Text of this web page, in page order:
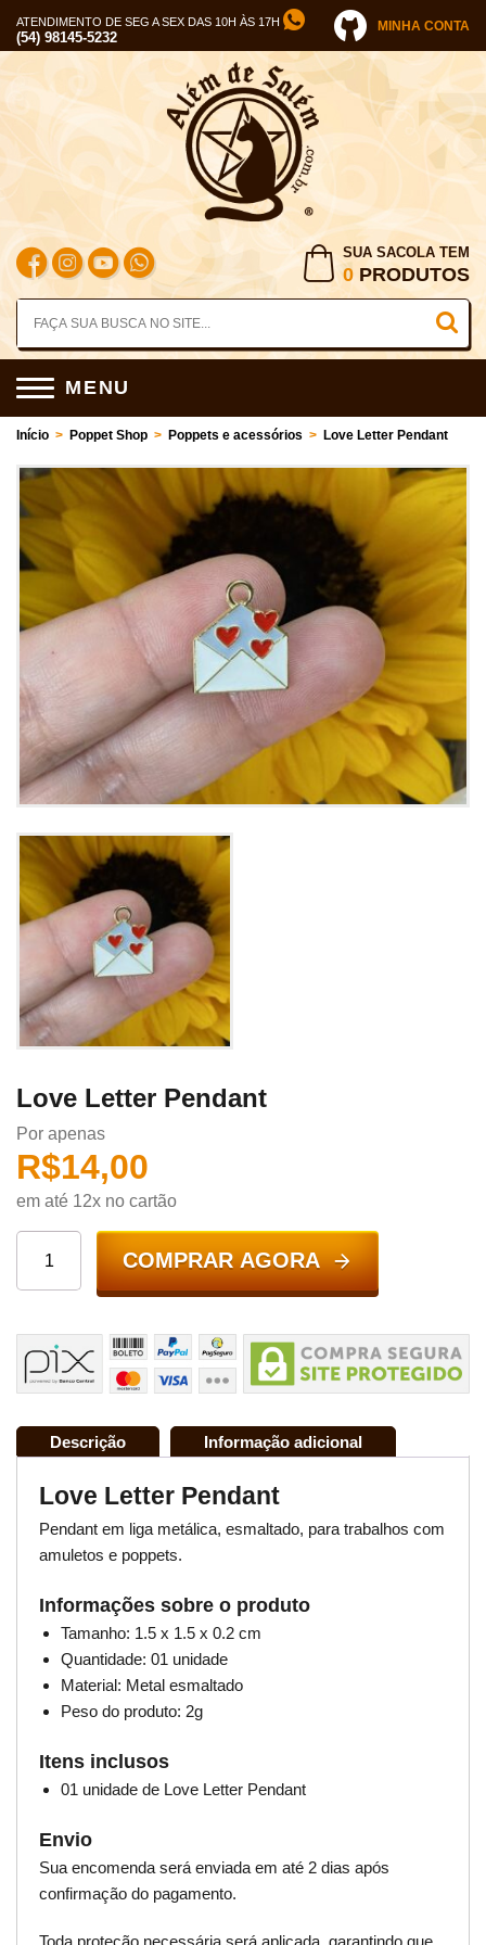
ATENDIMENTO DE SEG A SEX DAS 10H ÀS 17H
(54) 98145-5232
MINHA CONTA
SUA SACOLA TEM
0 PRODUTOS
MENU
Início > Poppet Shop > Poppets e acessórios > Love Letter Pendant
Love Letter Pendant
Por apenas
R$14,00
em até 12x no cartão
COMPRAR AGORA
Descrição Informação adicional
Love Letter Pendant
Pendant em liga metálica, esmaltado, para trabalhos com
amuletos e poppets.
Informações sobre o produto
Tamanho: 1.5 x 1.5 x 0.2 cm
Quantidade: 01 unidade
Material: Metal esmaltado
Peso do produto: 2g
Itens inclusos
01 unidade de Love Letter Pendant
Envio
Sua encomenda será enviada em até 2 dias após
confirmação do pagamento.